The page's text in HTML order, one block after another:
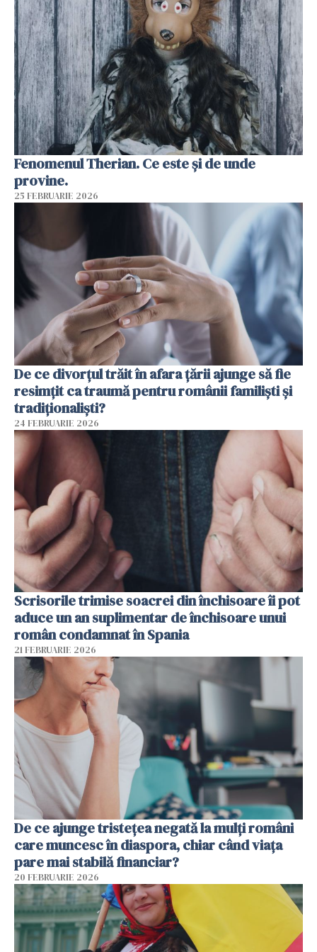
Fenomenul Therian. Ce este și de unde
provine.
25 FEBRUARIE 2026
De ce divorțul trăit în afara țării ajunge să fie
resimțit ca traumă pentru românii familiști și
tradiționaliști?
24 FEBRUARIE 2026
Scrisorile trimise soacrei din închisoare îi pot
aduce un an suplimentar de închisoare unui
român condamnat în Spania
21 FEBRUARIE 2026
De ce ajunge tristețea negată la mulți români
care muncesc în diaspora, chiar când viața
pare mai stabilă financiar?
20 FEBRUARIE 2026